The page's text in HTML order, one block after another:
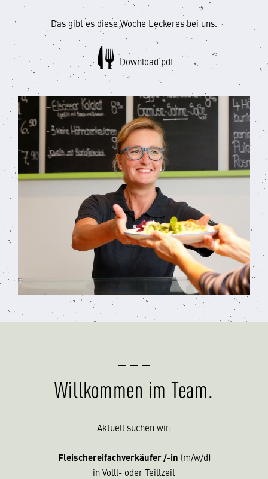
Das gibt es diese Woche Leckeres bei uns.
Download pdf
Willkommen im Team.
Aktuell suchen wir:
Fleischerei­fach­verkäufer /-in (m/w/d)
in Volll- oder Teillzeit